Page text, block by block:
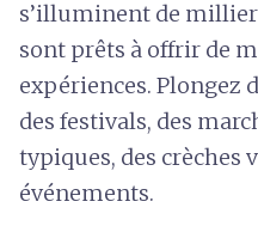
s’illuminent de
sont prêts à offrir de
expériences. Plongez
des festivals, des
typiques, des crèches
événements.